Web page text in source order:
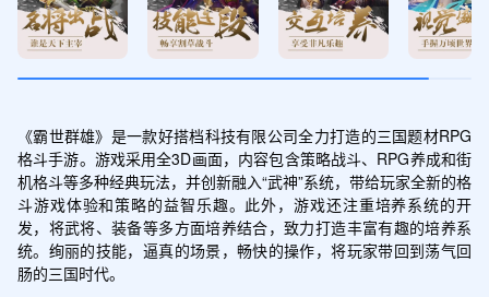
《霸世群雄》是一款好搭档科技有限公司全力打造的三国题材RPG
格斗手游。游戏采用全3D画面，内容包含策略战斗、RPG养成和街
机格斗等多种经典玩法，并创新融入“武神”系统，带给玩家全新的格
斗游戏体验和策略的益智乐趣。此外，游戏还注重培养系统的开
发，将武将、装备等多方面培养结合，致力打造丰富有趣的培养系
统。绚丽的技能，逼真的场景，畅快的操作，将玩家带回到荡气回
肠的三国时代。